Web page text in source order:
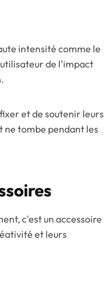
intensité comme le
de l'impact
et de soutenir leurs
ne tombe pendant les
c'est un accessoire
et leurs